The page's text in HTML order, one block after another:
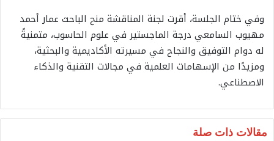
وفي ختام الجلسة، أقرت لجنة المناقشة منح الباحث عمار أحمد
مهيوب السامعي درجة الماجستير في علوم الحاسوب، متمنيةً
له دوام التوفيق والنجاح في مسيرته الأكاديمية والبحثية،
ومزيدًا من الإسهامات العلمية في مجالات التقنية والذكاء
الاصطناعي.
مقالات ذات صلة